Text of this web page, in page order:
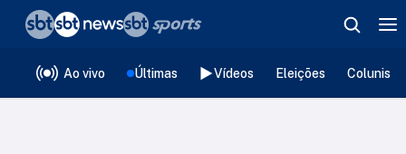
Ao vivo Últimas Vídeos Eleições
❮voltar
Editorias